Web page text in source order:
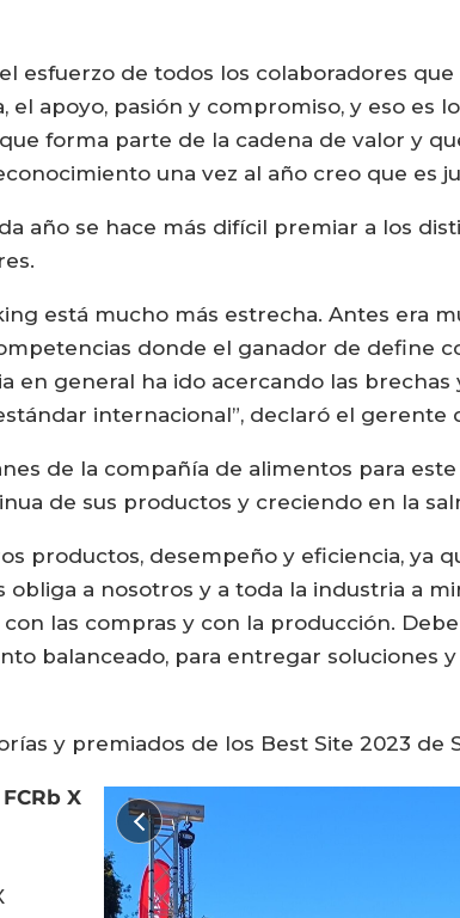
esfuerzo de todos los colaboradores
el apoyo, pasión y compromiso, y eso es
forma parte de la cadena de valor y
una vez al año creo que es
año se hace más difícil premiar a los
está mucho más estrecha. Antes era
donde el ganador de define
en general ha ido acercando las
internacional”, declaró el gerente
de la compañía de alimentos para
de sus productos y creciendo en la
productos, desempeño y eficiencia, ya
a nosotros y a toda la industria a
las compras y con la producción.
balanceado, para entregar soluciones
y premiados de los Best Site 2023 de
X